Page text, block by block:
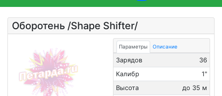
Оборотень /Shape Shifter/
Параметры Описание
Зарядов
36
Калибр
1"
Высота
до 35 м